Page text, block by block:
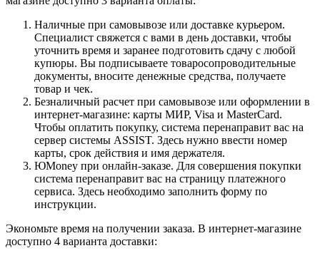
Наличные при самовывозе или доставке курьером.
Специалист свяжется с вами в день доставки, чтобы
уточнить время и заранее подготовить сдачу с любой
купюры. Вы подписываете товаросопроводительные
документы, вносите денежные средства, получаете
товар и чек.
Безналичный расчет при самовывозе или оформлении в
интернет-магазине: карты МИР, Visa и MasterCard.
Чтобы оплатить покупку, система перенаправит вас на
сервер системы ASSIST. Здесь нужно ввести номер
карты, срок действия и имя держателя.
ЮMoney при онлайн-заказе. Для совершения покупки
система перенаправит вас на страницу платежного
сервиса. Здесь необходимо заполнить форму по
инструкции.
Экономьте время на получении заказа. В интернет-магазине
доступно 4 варианта доставки: